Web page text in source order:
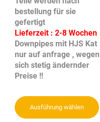
bestellung für sie
gefertigt
Lieferzeit : 2-8 Wochen
Downpipes mit HJS Kat
nur auf anfrage , wegen
sich stetig ändernder
Preise !!
Ausführung wählen